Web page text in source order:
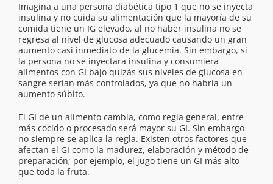
Imagina a una persona diabética tipo 1 que no se inyecta
insulina y no cuida su alimentación que la mayoría de su
comida tiene un IG elevado, al no haber insulina no se
regresa al nivel de glucosa adecuado causando un gran
aumento casi inmediato de la glucemia. Sin embargo, si
la persona no se inyectara insulina y consumiera
alimentos con GI bajo quizás sus niveles de glucosa en
sangre serían más controlados, ya que no habría un
aumento súbito.
El GI de un alimento cambia, como regla general, entre
más cocido o procesado será mayor su GI. Sin embargo
no siempre se aplica la regla. Existen otros factores que
afectan el GI como la madurez, elaboración y método de
preparación; por ejemplo, el jugo tiene un GI más alto
que toda la fruta.